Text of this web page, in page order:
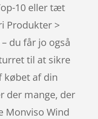
10 eller tæt
Produkter >
du får jo også
til at sikre
købet af din
der mange, der
Monviso Wind